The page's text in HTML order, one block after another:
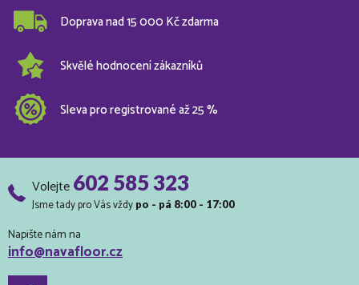
Doprava nad 15 000 Kč zdarma
Skvělé hodnocení zákazníků
Sleva pro registrované až 25 %
Volejte602 585 323
Jsme tady pro Vás vždy po - pá 8:00 - 17:00
Napište nám na
info@navafloor.cz